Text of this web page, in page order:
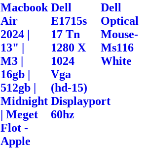
Macbook
Air
2024 |
13" |
M3 |
16gb |
512gb |
Midnight
| Meget
Flot -
Apple
Dell
E1715s
17 Tn
1280 X
1024
Vga
(hd-15)
Displayport
60hz
Dell
Optical
Mouse-
Ms116
White